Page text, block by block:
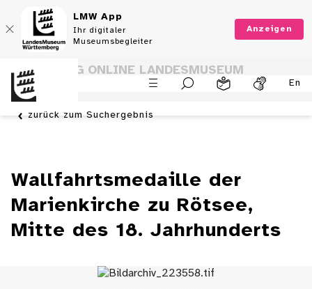
LMW App
Ihr digitaler
Museumsbegleiter
Anzeigen
En
SAMMLUNG ONLINE LANDESMUSEUM
WÜRTTEMBERG
zurück zum Suchergebnis
Wallfahrtsmedaille der
Marienkirche zu Rötsee,
Mitte des 18. Jahrhunderts